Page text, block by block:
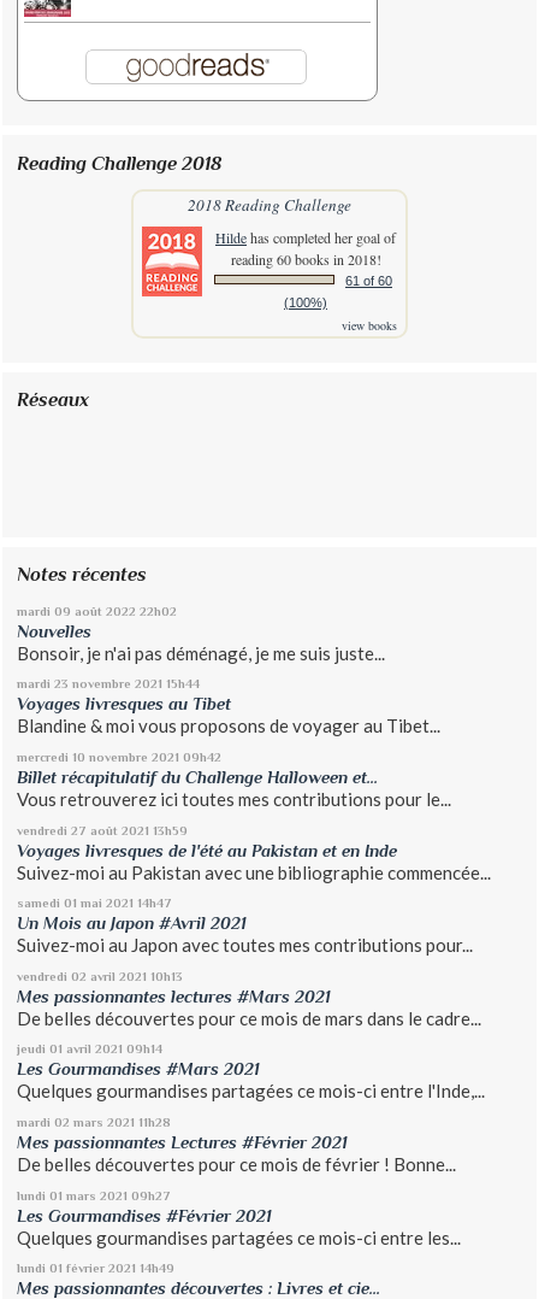
Reading Challenge 2018
2018 Reading Challenge
Hildehas completed her goal of
reading 60 books in 2018!
61 of 60
(100%)
view books
Réseaux
Notes récentes
mardi 09 août 2022 22h02
Nouvelles
Bonsoir, je n'ai pas déménagé, je me suis juste...
mardi 23 novembre 2021 15h44
Voyages livresques au Tibet
Blandine & moi vous proposons de voyager au Tibet...
mercredi 10 novembre 2021 09h42
Billet récapitulatif du Challenge Halloween et...
Vous retrouverez ici toutes mes contributions pour le...
vendredi 27 août 2021 13h59
Voyages livresques de l'été au Pakistan et en Inde
Suivez-moi au Pakistan avec une bibliographie commencée...
samedi 01 mai 2021 14h47
Un Mois au Japon #Avril 2021
Suivez-moi au Japon avec toutes mes contributions pour...
vendredi 02 avril 2021 10h13
Mes passionnantes lectures #Mars 2021
De belles découvertes pour ce mois de mars dans le cadre...
jeudi 01 avril 2021 09h14
Les Gourmandises #Mars 2021
Quelques gourmandises partagées ce mois-ci entre l'Inde,...
mardi 02 mars 2021 11h28
Mes passionnantes Lectures #Février 2021
De belles découvertes pour ce mois de février ! Bonne...
lundi 01 mars 2021 09h27
Les Gourmandises #Février 2021
Quelques gourmandises partagées ce mois-ci entre les...
lundi 01 février 2021 14h49
Mes passionnantes découvertes : Livres et cie...